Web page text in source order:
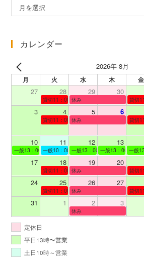
ー
イ
月を選択
カレンダー
2026年 8月
月 火 水 木 金
27 28 29 30
貸切11：00～12：00
休み 貸切
3 4 5 6
貸切11：00～12：00
休み 貸切
10 11 12 13
一般13：00～19：00一般10：00～19：00一般13：00～19：00一般13：00～19：
一般
17 18 19 20
貸切11：00～12：00
休み 貸切
24 25 26 27
貸切11：00～12：00
休み 貸切
31 1 2 3
休み
定休日
平日13時〜営業
土日10時～営業